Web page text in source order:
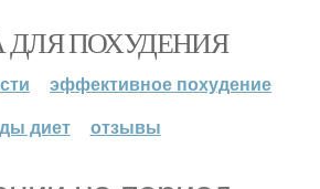
ДЛЯ ПОХУДЕНИЯ
эффективное похудение
диет
отзывы